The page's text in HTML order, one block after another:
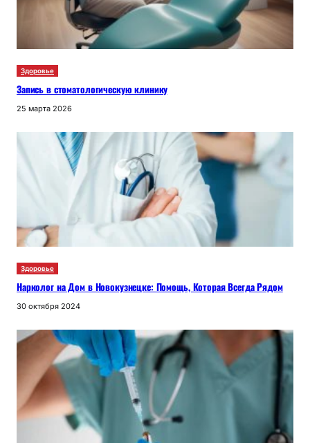
Здоровье
Запись в стоматологическую клинику
25 марта 2026
Здоровье
Нарколог на Дом в Новокузнецке: Помощь, Которая Всегда Рядом
30 октября 2024